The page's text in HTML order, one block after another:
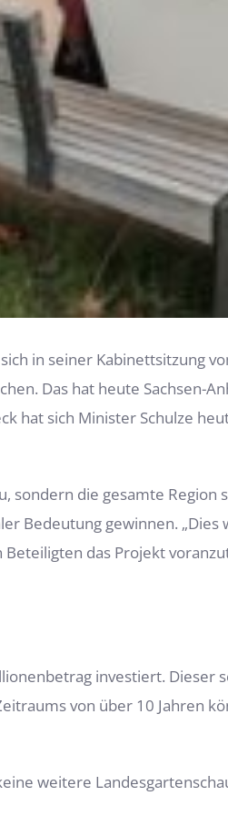
in seiner Kabinettsitzung
Das hat heute Sachsen-
hat sich Minister Schulze
die gesamte Region
Bedeutung gewinnen. „Dies
das Projekt
investiert. Dieser
von über 10 Jahren
weitere